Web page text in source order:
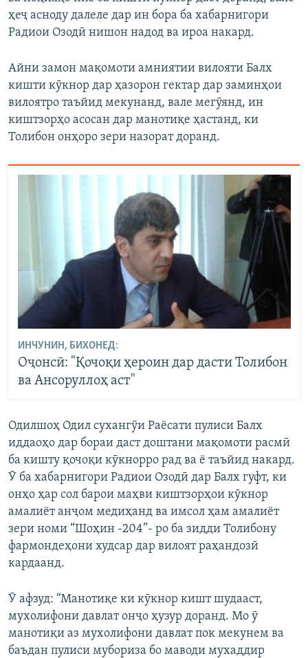
ҳеҷ асноду далеле дар ин бора ба хабарнигори
Радиои Озодӣ нишон надод ва ироа накард.
Айни замон мақомоти амниятии вилояти Балх
кишти кӯкнор дар ҳазорон гектар дар заминҳои
вилоятро таъйид мекунанд, вале мегӯянд, ин
киштзорҳо асосан дар манотиқе ҳастанд, ки
Толибон онҳоро зери назорат доранд.
ИНЧУНИН, БИХОНЕД:
Оҷонсӣ: "Қочоқи ҳероин дар дасти Толибон
ва Ансоруллоҳ аст"
Одилшоҳ Одил сухангӯи Раёсати пулиси Балх
иддаоҳо дар бораи даст доштани мақомоти расмӣ
ба кишту қочоқи кӯкнорро рад ва ё таъйид накард.
Ӯ ба хабарнигори Радиои Озодӣ дар Балх гуфт, ки
онҳо ҳар сол барои маҳви киштзорҳои кӯкнор
амалиёт анҷом медиҳанд ва имсол ҳам амалиёт
зери номи “Шоҳин -204”- ро ба зидди Толибону
фармондеҳони худсар дар вилоят раҳандозӣ
кардаанд.
Ӯ афзуд: “Манотиқе ки кӯкнор кишт шудааст,
мухолифони давлат онҷо ҳузур доранд. Мо ӯ
манотиқи аз мухолифони давлат пок мекунем ва
баъдан пулиси мубориза бо маводи мухаддир